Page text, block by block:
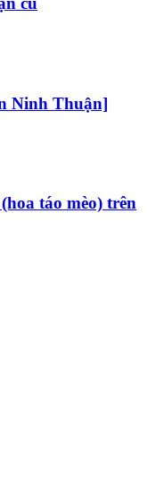
Ninh Thuận]
táo mèo) trên